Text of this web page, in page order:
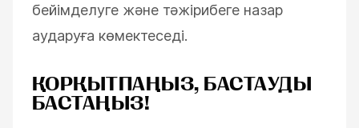
бейімделуге және тәжірибеге назар
аударуға көмектеседі.
ҚОРҚЫТПАҢЫЗ, БАСТАУДЫ
БАСТАҢЫЗ!